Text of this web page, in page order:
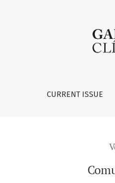
CURRENT ISSUE